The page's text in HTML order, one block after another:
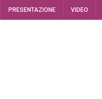
PRESENTAZIONE VIDEO